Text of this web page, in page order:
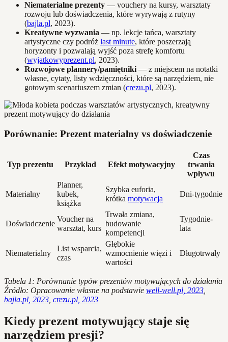
Niematerialne prezenty — vouchery na kursy, warsztaty
rozwoju lub doświadczenia, które wyrywają z rutyny
(bajla.pl, 2023).
Kreatywne wyzwania — np. lekcje tańca, warsztaty
artystyczne czy podróż last minute, które poszerzają
horyzonty i pozwalają wyjść poza strefę komfortu
(wyjatkowyprezent.pl, 2023).
Rozwojowe plannery/pamiętniki — z miejscem na notatki
własne, cytaty, listy wdzięczności, które są narzędziem, nie
gotowym scenariuszem zmian (crezu.pl, 2023).
Porównanie: Prezent materialny vs doświadczenie
Typ prezentu Przykład Efekt motywacyjny
Czas
trwania
wpływu
Materialny
Planner,
kubek,
książka
Szybka euforia,
krótka motywacja
Dni-tygodnie
Doświadczenie
Voucher na
warsztat, kurs
Trwała zmiana,
budowanie
kompetencji
Tygodnie-
lata
Niematerialny
List wsparcia,
czas
Głębokie
wzmocnienie więzi i
wartości
Długotrwały
Tabela 1: Porównanie typów prezentów motywujących do działania
Źródło: Opracowanie własne na podstawie well-well.pl, 2023
bajla.pl, 2023 crezu.pl, 2023
Kiedy prezent motywujący staje się
narzędziem presji?